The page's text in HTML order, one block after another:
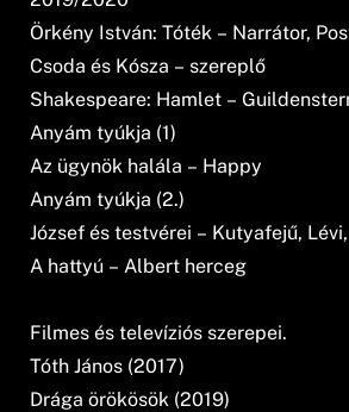
Örkény István: Tóték – Narrátor,
Csoda és Kósza – szereplő
Shakespeare: Hamlet –
Anyám tyúkja (1)
Az ügynök halála – Happy
Anyám tyúkja (2.)
József és testvérei – Kutyafejű,
A hattyú – Albert herceg
Filmes és televíziós szerepei.
Tóth János (2017)
Drága örökösök (2019)